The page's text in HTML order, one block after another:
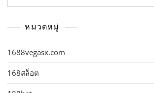
หมวดหมู่
1688vegasx.com
168สล็อต